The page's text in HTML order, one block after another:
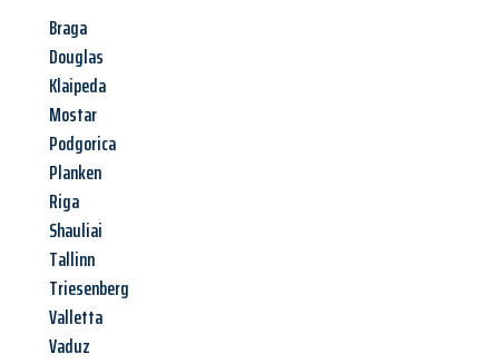
Braga
Douglas
Klaipeda
Mostar
Podgorica
Planken
Riga
Shauliai
Tallinn
Triesenberg
Valletta
Vaduz